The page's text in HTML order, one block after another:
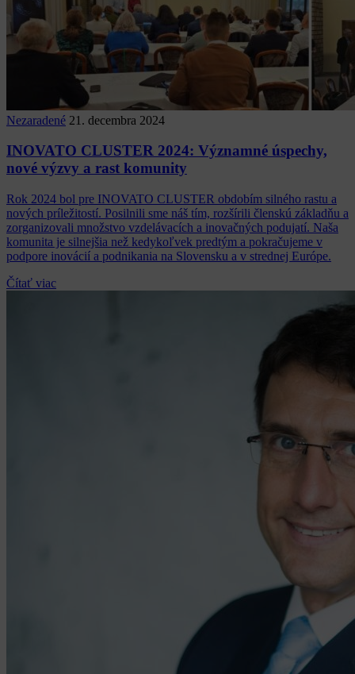
Nezaradené 21. decembra 2024
INOVATO CLUSTER 2024: Významné úspechy,
nové výzvy a rast komunity
Rok 2024 bol pre INOVATO CLUSTER obdobím silného rastu a
nových príležitostí. Posilnili sme náš tím, rozšírili členskú základňu a
zorganizovali množstvo vzdelávacích a inovačných podujatí. Naša
komunita je silnejšia než kedykoľvek predtým a pokračujeme v
podpore inovácií a podnikania na Slovensku a v strednej Európe.
Čítať viac